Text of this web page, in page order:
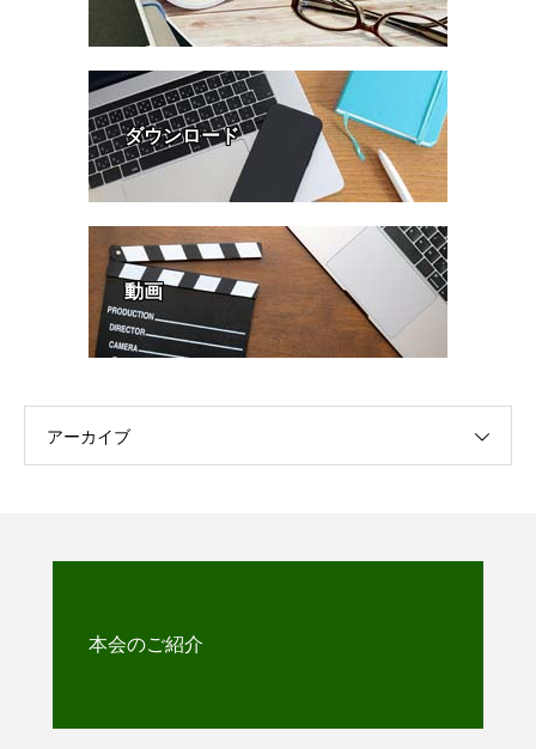
ダウンロード
動画
アーカイブ
本会のご紹介